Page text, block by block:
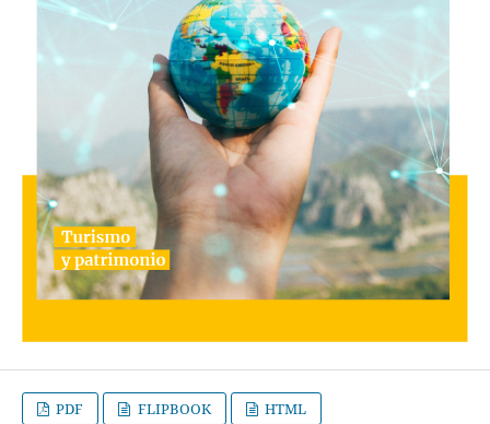
PDF FLIPBOOK HTML